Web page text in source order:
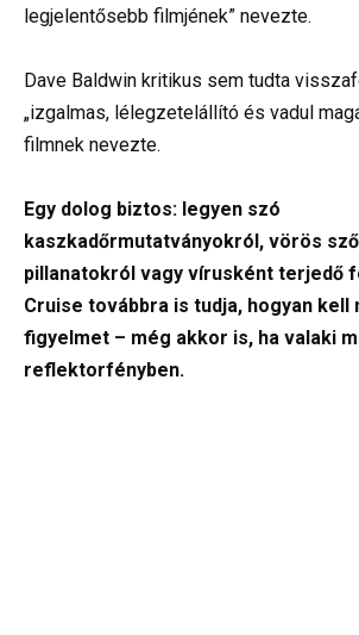
legjelentősebb filmjének” nevezte.
Dave Baldwin kritikus sem tudta
„izgalmas, lélegzetelállító és vadul
filmnek nevezte.
Egy dolog biztos: legyen szó
kaszkadőrmutatványokról, vörös
pillanatokról vagy vírusként terjedő
Cruise továbbra is tudja, hogyan kell
figyelmet – még akkor is, ha valaki
reflektorfényben.